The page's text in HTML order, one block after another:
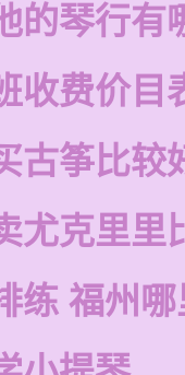
的琴行有
收费价目
古筝比较
尤克里里
练 福州